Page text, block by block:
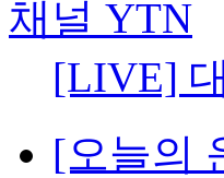
[LIVE]
[오늘의